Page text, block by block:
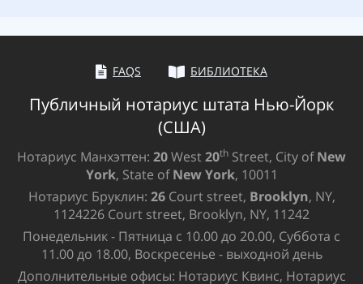
FAQS БИБЛИОТЕКА
Публичный нотариус штата Нью-Йорк
(США)
Нотариус Манхэттен: 20West20th Street, City ofNew
York, State ofNew York, 10011
Нотариус Бруклин: 26Court street, Brooklyn, NY,
1124226 Court street, Brooklyn, NY, 11242
Понедельник - Пятница с 10.00 до 20.00, Суббота с
11.00 до 18.00, Воскресенье - выходной день
Дополнительные офисы: Нотариус Квинс, Нотариус